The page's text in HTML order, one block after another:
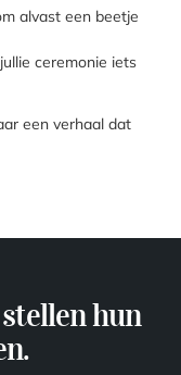
alvast een beetje
ceremonie iets
een verhaal dat
hun